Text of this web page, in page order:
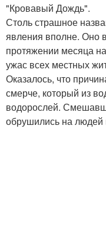
"Кровавый Дождь".
Столь страшное
явления вполне. Оно
протяжении месяца
ужас всех местных
Оказалось, что
смерче, который из
водорослей.
обрушились на людей